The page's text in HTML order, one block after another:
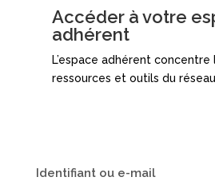
Accéder à votre
adhérent
L’espace adhérent concentre
ressources et outils du
Identifiant ou e-mail